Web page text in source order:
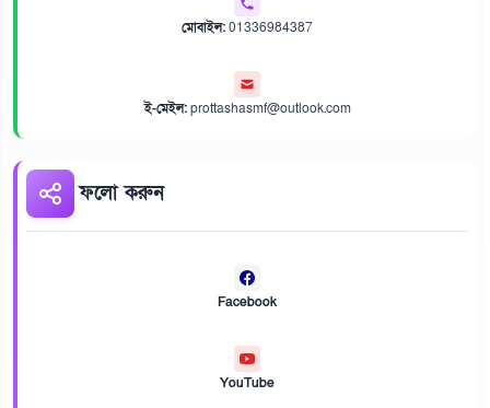
মোবাইল:01336984387
ই-মেইল:prottashasmf@outlook.com
ফলো করুন
Facebook
YouTube